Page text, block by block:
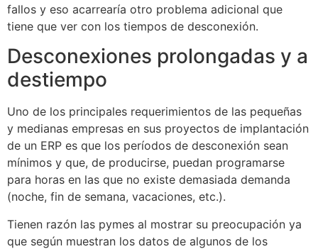
fallos y eso acarrearía otro problema adicional que
tiene que ver con los tiempos de desconexión.
Desconexiones prolongadas y a
destiempo
Uno de los principales requerimientos de las pequeñas
y medianas empresas en sus proyectos de implantación
de un ERP es que los períodos de desconexión sean
mínimos y que, de producirse, puedan programarse
para horas en las que no existe demasiada demanda
(noche, fin de semana, vacaciones, etc.).
Tienen razón las pymes al mostrar su preocupación ya
que según muestran los datos de algunos de los